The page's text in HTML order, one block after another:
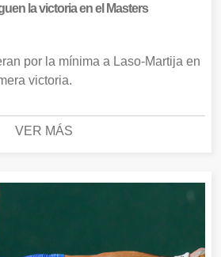
la victoria en el Masters
por la mínima a Laso-Martija en
victoria.
VER MÁS